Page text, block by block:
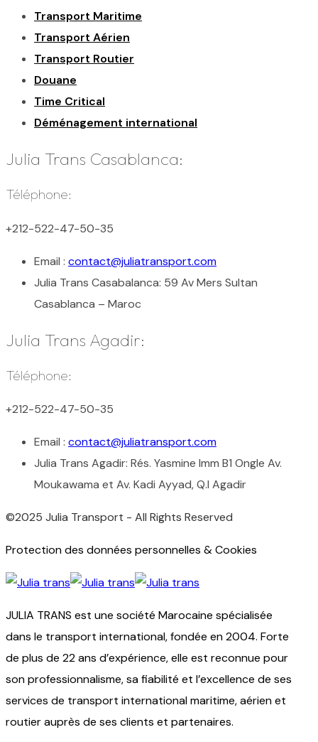
Transport Maritime
Transport Aérien
Transport Routier
Douane
Time Critical
Déménagement international
Julia Trans Casablanca:
Téléphone:
+212-522-47-50-35
Email : contact@juliatransport.com
Julia Trans Casabalanca: 59 Av Mers Sultan
Casablanca – Maroc
Julia Trans Agadir:
Téléphone:
+212-522-47-50-35
Email : contact@juliatransport.com
Julia Trans Agadir: Rés. Yasmine Imm B1 Ongle Av.
Moukawama et Av. Kadi Ayyad, Q.I Agadir
©2025 Julia Transport - All Rights Reserved
Protection des données personnelles & Cookies
JULIA TRANS est une société Marocaine spécialisée
dans le transport international, fondée en 2004. Forte
de plus de 22 ans d’expérience, elle est reconnue pour
son professionnalisme, sa fiabilité et l’excellence de ses
services de transport international maritime, aérien et
routier auprès de ses clients et partenaires.